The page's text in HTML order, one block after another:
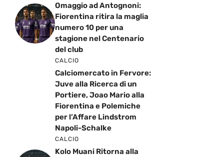
Omaggio ad Antognoni:
Fiorentina ritira la maglia
numero 10 per una
stagione nel Centenario
del club
CALCIO
Calciomercato in Fervore:
Juve alla Ricerca di un
Portiere, Joao Mario alla
Fiorentina e Polemiche
per l’Affare Lindstrom
Napoli-Schalke
CALCIO
Kolo Muani Ritorna alla